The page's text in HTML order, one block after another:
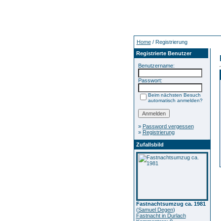
Home/ Registrierung
Registrierte Benutzer
Benutzername:
Passwort:
Beim nächsten Besuch
automatisch anmelden?
» Password vergessen
» Registrierung
Zufallsbild
Fastnachtsumzug ca. 1981
(Samuel Degen)
Fastnacht in Durlach